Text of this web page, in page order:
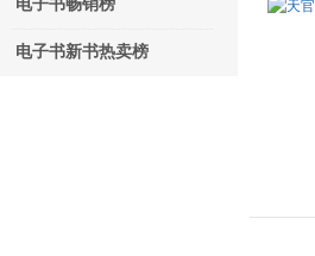
电子书畅销榜
电子书新书热卖榜